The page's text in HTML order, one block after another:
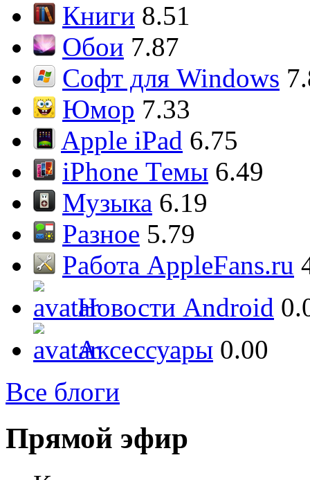
Книги 8.51
Обои 7.87
Софт для Windows
Юмор 7.33
Apple iPad 6.75
iPhone Темы 6.49
Музыка 6.19
Разное 5.79
Работа AppleFans.ru
Новости Android
Аксессуары 0.00
Все блоги
Прямой эфир